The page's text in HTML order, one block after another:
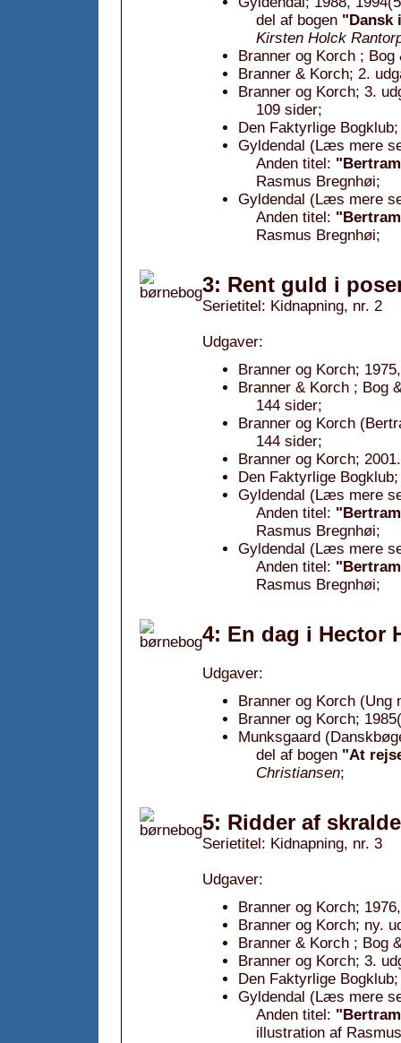
del af bogen "Dansk
Kirsten Holck
Branner og Korch ;
Branner & Korch; 2.
Branner og Korch; 3.
109 sider;
Den Faktyrlige
Gyldendal (Læs mere
Anden titel:
Rasmus Bregnhøi;
Gyldendal (Læs mere
Anden titel:
Rasmus Bregnhøi;
3: Rent guld i
Serietitel: Kidnapning, nr. 2
Udgaver:
Branner og Korch;
Branner & Korch ; Bog
144 sider;
Branner og Korch
144 sider;
Branner og Korch; 2001.
Den Faktyrlige
Gyldendal (Læs mere
Anden titel:
Rasmus Bregnhøi;
Gyldendal (Læs mere
Anden titel:
Rasmus Bregnhøi;
4: En dag i Hector
Udgaver:
Branner og Korch (Ung
Branner og Korch;
Munksgaard
del af bogen "At
Christiansen;
5: Ridder af
Serietitel: Kidnapning, nr. 3
Udgaver:
Branner og Korch;
Branner og Korch; ny.
Branner & Korch ; Bog
Branner og Korch; 3.
Den Faktyrlige
Gyldendal (Læs mere
Anden titel:
illustration af